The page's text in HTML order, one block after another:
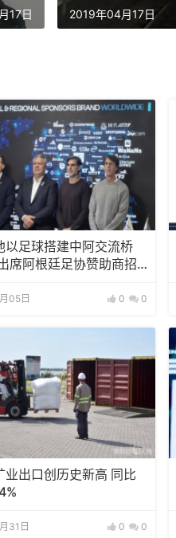
17日 2019年04月17日
以足球搭建中阿交流桥
席阿根廷足协赞助商招
05日 0 0
业出口创历史新高 同比
31日 0 0